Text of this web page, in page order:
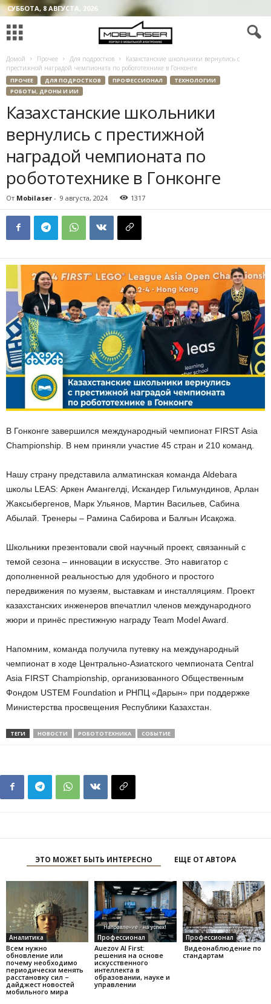
СУББОТА, 8 АВГУСТА, 2026
Домой Прочее Для подростков
Казахстанские школьники вернулись с
престижной наградой чемпионата по робототехнике в Гонконге
ПРОЧЕЕ ДЛЯ ПОДРОСТКОВ ПРОФЕССИОНАЛ
ТЕХНОЛОГИИ
РОБОТЫ, ДРОНЫ И ИИ
Казахстанские школьники
вернулись с престижной
наградой чемпионата по
робототехнике в Гонконге
От Mobilaser - 9 августа, 2024 1317
В Гонконге завершился международный чемпионат FIRST Asia
Championship. В нем приняли участие 45 стран и 210 команд.
Нашу страну представила алматинская команда Aldebara
школы LEAS: Аркен Амангелді, Искандер Гильмундинов, Арлан
Жаксыбергенов, Марк Ульянов, Мартин Васильев, Сабина
Абылай. Тренеры – Рамина Сабирова и Балғын Исақожа.
Школьники презентовали свой научный проект, связанный с
темой сезона – инновации в искусстве. Это навигатор с
дополненной реальностью для удобного и простого
передвижения по музеям, выставкам и инсталляциям. Проект
казахстанских инженеров впечатлил членов международного
жюри и принёс престижную награду Team Model Award.
Напомним, команда получила путевку на международный
чемпионат в ходе Центрально-Азиатского чемпионата Central
Asia FIRST Championship, организованного Общественным
Фондом USTEM Foundation и РНПЦ «Дарын» при поддержке
Министерства просвещения Республики Казахстан.
ТЕГИ НОВОСТИ РОБОТОТЕХНИКА СОБЫТИЕ
ЭТО МОЖЕТ БЫТЬ ИНТЕРЕСНО ЕЩЕ ОТ АВТОРА
Аналитика
Всем нужно
обновление или
почему необходимо
периодически менять
расстановку сил –
дайджест новостей
мобильного мира
Профессионал
Auezov AI First:
решения на основе
искусственного
интеллекта в
образовании, науке и
управлении
Профессионал
Видеонаблюдение по
стандартам